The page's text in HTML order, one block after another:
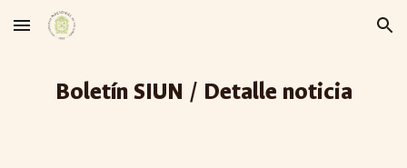
Skip to main content Skip to navigation
Boletín SIUN / Detalle noticia